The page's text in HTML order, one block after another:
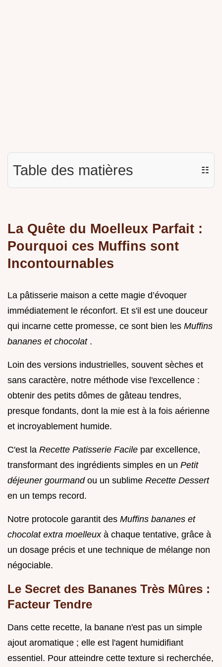
Table des matières ☷
La Quête du Moelleux Parfait :
Pourquoi ces Muffins sont
Incontournables
La pâtisserie maison a cette magie d’évoquer
immédiatement le réconfort. Et s'il est une douceur
qui incarne cette promesse, ce sont bien les Muffins
bananes et chocolat .
Loin des versions industrielles, souvent sèches et
sans caractère, notre méthode vise l'excellence :
obtenir des petits dômes de gâteau tendres,
presque fondants, dont la mie est à la fois aérienne
et incroyablement humide.
C'est la Recette Patisserie Facile par excellence,
transformant des ingrédients simples en un Petit
déjeuner gourmand ou un sublime Recette Dessert
en un temps record.
Notre protocole garantit des Muffins bananes et
chocolat extra moelleux à chaque tentative, grâce à
un dosage précis et une technique de mélange non
négociable.
Le Secret des Bananes Très Mûres :
Facteur Tendre
Dans cette recette, la banane n'est pas un simple
ajout aromatique ; elle est l'agent humidifiant
essentiel. Pour atteindre cette texture si recherchée,